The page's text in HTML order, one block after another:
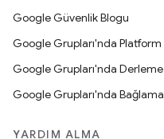
Google Güvenlik Blogu
Google Grupları'nda Platform
Google Grupları'nda Derleme
Google Grupları'nda Bağlama
YARDIM ALMA